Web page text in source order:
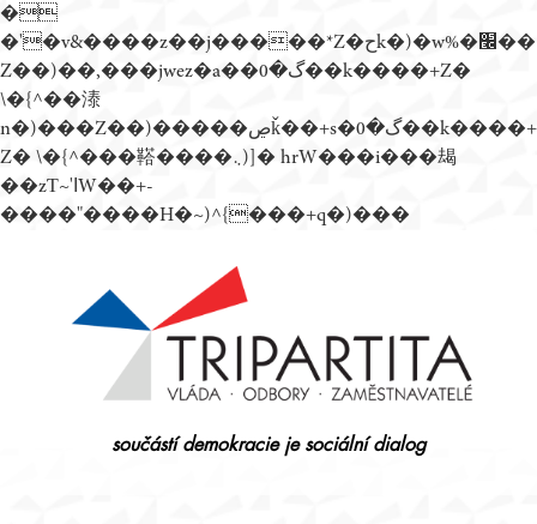
�
�'�v&����z��j�����*Z�حk�)�w%�׬��
Z��)��,���jwez�a��گ�0��k����+Z�
\�{^��溙
n�)���Z��)�����ڝǩ��+s�گ�0��k����+
Z� \�{^���鞳����܆)]� hrW���i���朅
��zƬ~'ߊW��+-
����"����H�~)^{���+q�)���
součástí demokracie je sociální dialog